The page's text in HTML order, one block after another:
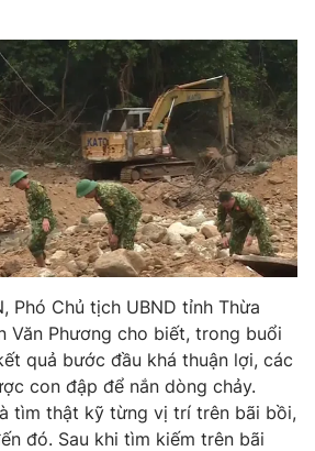
VTV Thể thao
Bất động sản
Tấm lòng Việt
Vươn mình bằng AI
VTV8
English
Phó Chủ tịch UBND tỉnh Thừa
Văn Phương cho biết, trong buổi
quả bước đầu khá thuận lợi, các
con đập để nắn dòng chảy.
tìm thật kỹ từng vị trí trên bãi bồi,
đó. Sau khi tìm kiếm trên bãi